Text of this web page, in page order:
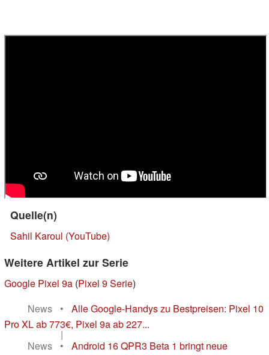
Quelle(n)
Sahil Karoul (YouTube)
Weitere Artikel zur Serie
Google Pixel 9a (Pixel 9 Serie)
News
•
Alle Google-Handys zu Bestpreisen: Pixel 10
Pro XL ab 773€, Pixel 9a ab 227...
|
News
•
Android 16 QPR3 Beta 1 bringt neue